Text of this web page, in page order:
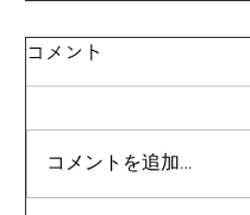
コメント
コメントを追加…